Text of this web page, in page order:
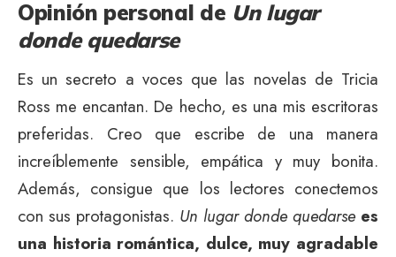
Opinión personal de Un lugar
donde quedarse
Es un secreto a voces que las novelas de Tricia
Ross me encantan. De hecho, es una mis escritoras
preferidas. Creo que escribe de una manera
increíblemente sensible, empática y muy bonita.
Además, consigue que los lectores conectemos
con sus protagonistas. Un lugar donde quedarse es
una historia romántica, dulce, muy agradable